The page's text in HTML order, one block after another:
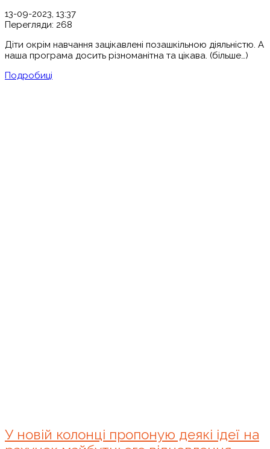
13-09-2023, 13:37
Перегляди: 268
Діти окрім навчання зацікавлені позашкільною діяльністю. А
наша програма досить різноманітна та цікава. (більше…)
Подробиці
У новій колонці пропоную деякі ідеї на